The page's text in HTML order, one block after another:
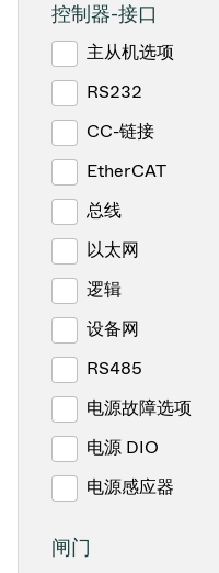
控制器-接口
主从机选项
RS232
CC-链接
EtherCAT
总线
以太网
逻辑
设备网
RS485
电源故障选项
电源 DIO
电源感应器
闸门